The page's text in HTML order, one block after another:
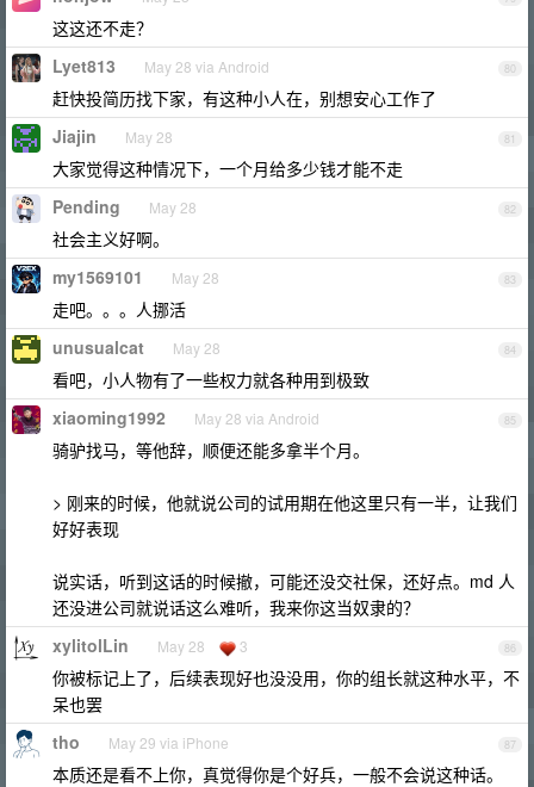
这这还不走？
80
Lyet813 May 28 via Android
赶快投简历找下家，有这种小人在，别想安心工作了
81
Jiajin May 28
大家觉得这种情况下，一个月给多少钱才能不走
82
Pending May 28
社会主义好啊。
83
my1569101 May 28
走吧。。。人挪活
84
unusualcat May 28
看吧，小人物有了一些权力就各种用到极致
85
xiaoming1992 May 28 via Android
骑驴找马，等他辞，顺便还能多拿半个月。
> 刚来的时候，他就说公司的试用期在他这里只有一半，让我们
好好表现
说实话，听到这话的时候撤，可能还没交社保，还好点。md 人
还没进公司就说话这么难听，我来你这当奴隶的？
86
xylitolLin May 28 3
你被标记上了，后续表现好也没没用，你的组长就这种水平，不
呆也罢
87
tho May 29 via iPhone
本质还是看不上你，真觉得你是个好兵，一般不会说这种话。